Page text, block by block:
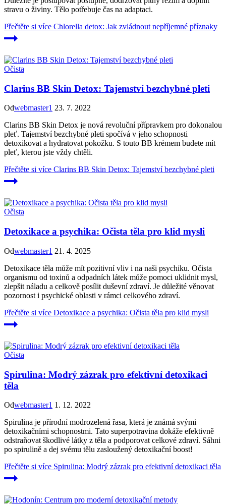
stravu o živiny. Tělo potřebuje čas na adaptaci.
Přečtěte si více Chlorella detox: Jak zvládnout nepříjemné příznaky
Očista
Clarins BB Skin Detox: Tajemství bezchybné pleti
Odwebmaster1 23. 7. 2022
Clarins BB Skin Detox je nová revoluční přípravkem pro dokonalou
pleť. Tajemství bezchybné pleti spočívá v jeho schopnosti
detoxikovat a hydratovat pokožku. S touto BB krémem budete mít
pleť, kterou jste vždy chtěli.
Přečtěte si více Clarins BB Skin Detox: Tajemství bezchybné pleti
Očista
Detoxikace a psychika: Očista těla pro klid mysli
Odwebmaster1 21. 4. 2025
Detoxikace těla může mít pozitivní vliv i na naši psychiku. Očista
organismu od toxinů a odpadních látek může pomoci uklidnit mysl,
zlepšit náladu a celkově posílit duševní zdraví. Je důležité věnovat
pozornost i psychické oblasti v rámci celkového zdraví.
Přečtěte si více Detoxikace a psychika: Očista těla pro klid mysli
Očista
Spirulina: Modrý zázrak pro efektivní detoxikaci
těla
Odwebmaster1 1. 12. 2022
Spirulina je přírodní modrozelená řasa, která je známá svými
detoxikačními schopnostmi. Tato superpotravina dokáže efektivně
odstraňovat škodlivé látky z těla a podporovat celkové zdraví. Sáhni
po spirulině a dej svému tělu zasloužený detoxikační boost!
Přečtěte si více Spirulina: Modrý zázrak pro efektivní detoxikaci těla